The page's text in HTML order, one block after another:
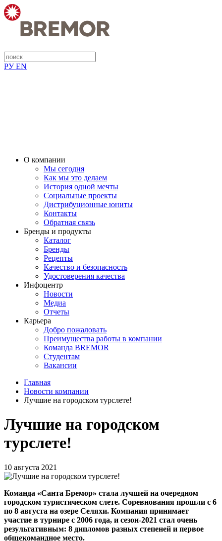
РУ EN
О компании
Мы сегодня
Как мы это делаем
История одной мечты
Социальные проекты
Дистрибуционные юниты
Контакты
Обратная связь
Бренды и продукты
Каталог
Бренды
Рецепты
Качество и безопасность
Удостоверения качества
Инфоцентр
Новости
Медиа
Отчеты
Карьера
Добро пожаловать
Преимущества работы в компании
Команда BREMOR
Студентам
Вакансии
Главная
Новости компании
Лучшие на городском турслете!
Лучшие на городском
турслете!
10 августа 2021
Команда «Санта Бремор» стала лучшей на очередном
городском туристическом слете. Соревнования прошли с 6
по 8 августа на озере Селяхи. Компания принимает
участие в турнире с 2006 года, и сезон-2021 стал очень
результативным: 8 дипломов разных степеней и первое
общекомандное место.